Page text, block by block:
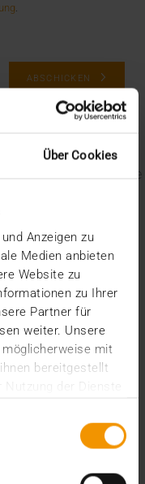
Über Cookies
Anzeigen zu
Medien anbieten
Website zu
zu Ihrer
Partner für
weiter. Unsere
mit
bereitgestellt
ABSCHICKEN
So betten Sie KI in Ihre
in die ePA